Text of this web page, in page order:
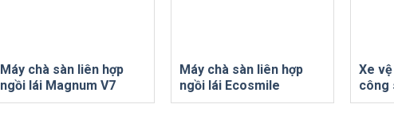
Máy chà sàn liên hợp
ngồi lái Magnum V7
Máy chà sàn liên hợp
ngồi lái Ecosmile
Xe
công
V8